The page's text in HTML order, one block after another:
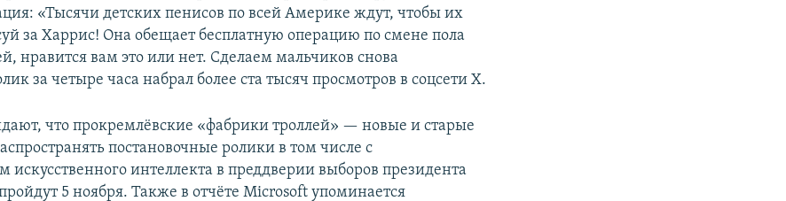
«Тысячи детских пенисов по всей Америке ждут, чтобы их
за Харрис! Она обещает бесплатную операцию по смене пола
нравится вам это или нет. Сделаем мальчиков снова
за четыре часа набрал более ста тысяч просмотров в соцсети X.
что прокремлёвские «фабрики троллей» — новые и старые
постановочные ролики в том числе с
искусственного интеллекта в преддверии выборов президента
5 ноября. Также в отчёте Microsoft упоминается